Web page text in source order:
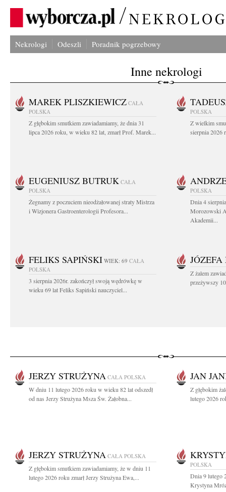
Nekrologi Odeszli Poradnik pogrzebowy
Inne nekrologi
MAREK PLISZKIEWICZ CAŁA
POLSKA
Z głębokim smutkiem zawiadamiamy, że dnia 31
lipca 2026 roku, w wieku 82 lat, zmarł Prof. Marek...
POLSKA
Z wielkim
sierpnia 2026
EUGENIUSZ BUTRUK CAŁA
POLSKA
Żegnamy z poczuciem nieodżałowanej straty Mistrza
i Wizjonera Gastroenterologii Profesora...
POLSKA
Dnia 4
Morozowski
Akademii...
FELIKS SAPIŃSKI WIEK: 69 CAŁA
POLSKA
3 sierpnia 2026r. zakończył swoją wędrówkę w
wieku 69 lat Feliks Sapiński nauczyciel...
Z żalem
przeżywszy
JERZY STRUŻYNA CAŁA POLSKA
W dniu 11 lutego 2026 roku w wieku 82 lat odszedł
od nas Jerzy Strużyna Msza Św. Żałobna...
JAN
Z głębokim
lutego 2026
JERZY STRUŻYNA CAŁA POLSKA
Z głębokim smutkiem zawiadamiamy, że w dniu 11
lutego 2026 roku zmarł Jerzy Strużyna Ewa,...
POLSKA
Dnia 9 lutego
Krystyna